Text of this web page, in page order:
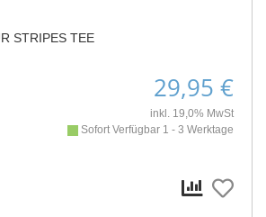
STRIPES TEE
29,95 €
inkl. 19,0% MwSt
Sofort Verfügbar 1 - 3 Werktage